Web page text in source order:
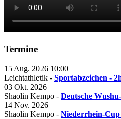
Termine
15 Aug. 2026 10:00
Leichtathletik - Sportabzeichen -
03 Okt. 2026
Shaolin Kempo - Deutsche
14 Nov. 2026
Shaolin Kempo - Niederrhein-